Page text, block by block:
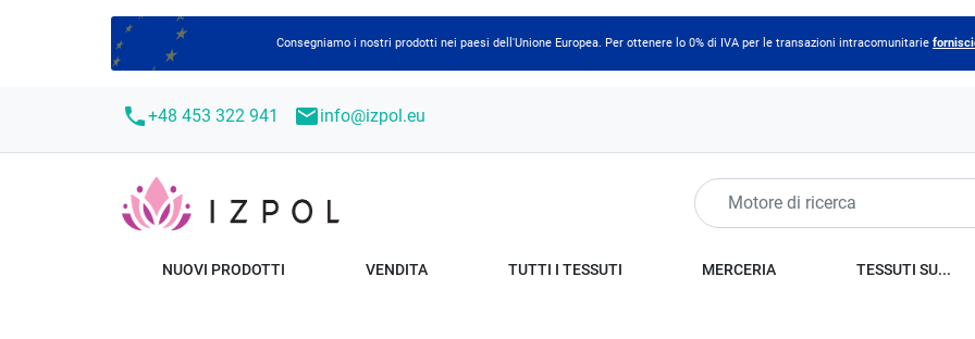
Consegniamo i nostri prodotti nei paesi dell'Unione Europea. Per ottenere lo 0% di IVA per le transazioni intracomunitarie
call+48 453 322 941 mailinfo@izpol.eu
NUOVI PRODOTTI VENDITA TUTTI I TESSUTI MERCERIA TESSUTI SU...